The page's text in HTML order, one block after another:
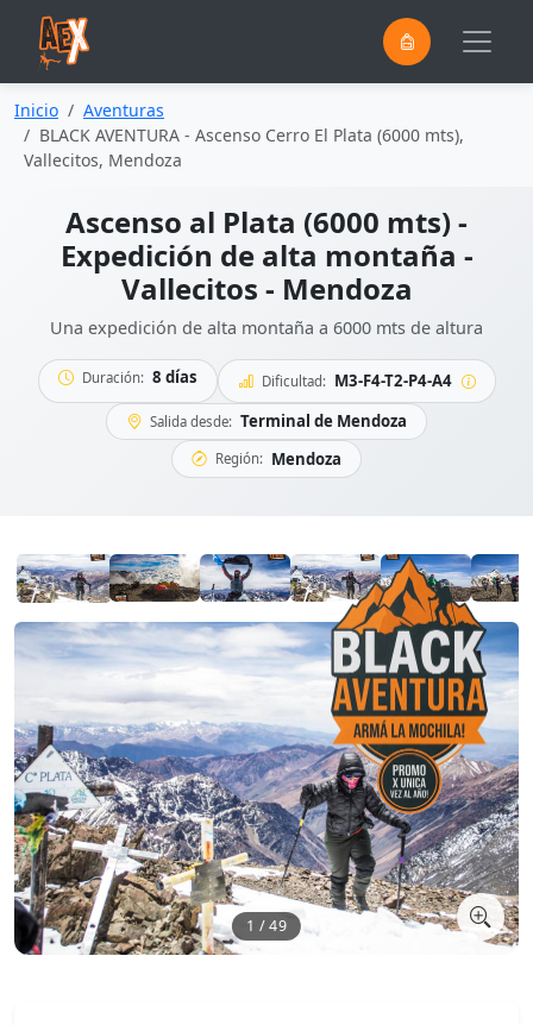
Inicio
Aventuras
BLACK AVENTURA - Ascenso Cerro El Plata (6000 mts),
Vallecitos, Mendoza
Ascenso al Plata (6000 mts) -
Expedición de alta montaña -
Vallecitos - Mendoza
Una expedición de alta montaña a 6000 mts de altura
Duración: 8 días Dificultad: M3-F4-T2-P4-A4
Salida desde: Terminal de Mendoza
Región: Mendoza
1 / 49